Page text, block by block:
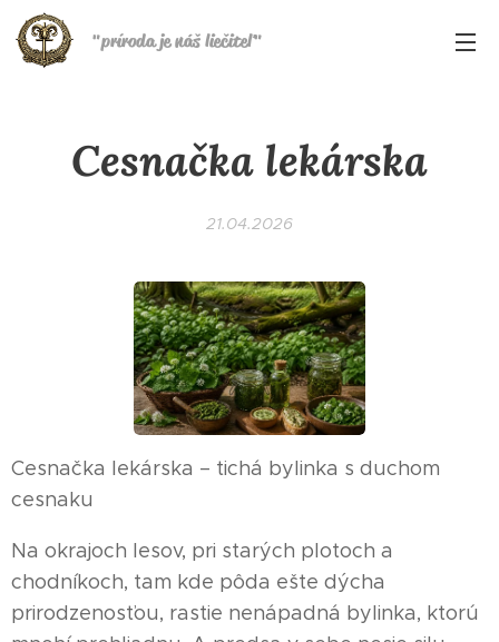
"príroda je náš liečiteľ"
Cesnačka lekárska
21.04.2026
Cesnačka lekárska – tichá bylinka s duchom
cesnaku
Na okrajoch lesov, pri starých plotoch a
chodníkoch, tam kde pôda ešte dýcha
prirodzenosťou, rastie nenápadná bylinka, ktorú